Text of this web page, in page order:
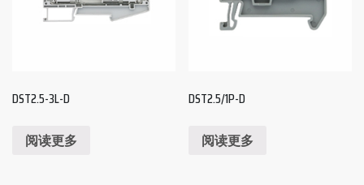
DST2.5-3L-D
阅读更多
DST2.5/1P-D
阅读更多